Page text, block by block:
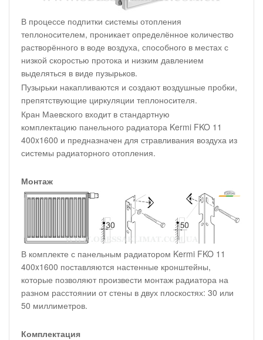
В процессе подпитки системы отопления
теплоносителем, проникает определённое количество
растворённого в воде воздуха, способного в местах с
низкой скоростью протока и низким давлением
выделяться в виде пузырьков.
Пузырьки накапливаются и создают воздушные пробки,
препятствующие циркуляции теплоносителя.
Кран Маевского входит в стандартную
комплектацию панельного радиатора Kermi FKO 11
400x1600 и предназначен для стравливания воздуха из
системы радиаторного отопления.
Монтаж
В комплекте с панельным радиатором Kermi FKO 11
400x1600 поставляются настенные кронштейны,
которые позволяют произвести монтаж радиатора на
разном расстоянии от стены в двух плоскостях: 30 или
50 миллиметров.
Комплектация